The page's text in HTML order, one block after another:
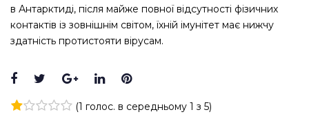
в Антарктиді, після майже повної відсутності фізичних
контактів із зовнішнім світом, їхній імунітет має нижчу
здатність протистояти вірусам.
Facebook
TwitterGoogle+
LinkedInPinterest
(1 голос. в середньому 1 з 5)